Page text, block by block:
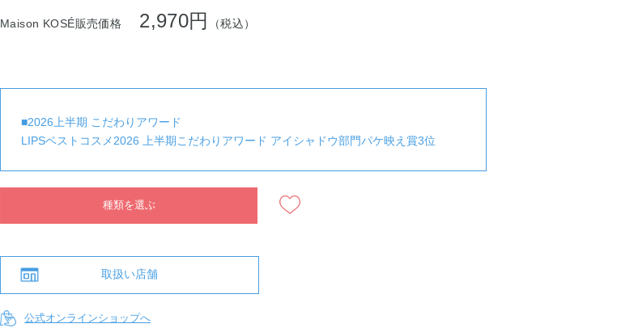
Maison KOSÉ販売価格 2,970円 （税込）
■2026上半期 こだわりアワード
LIPSベストコスメ2026 上半期こだわりアワード アイシャドウ部門パケ映え賞3位
種類を選ぶ
取扱い店舗
公式オンラインショップへ